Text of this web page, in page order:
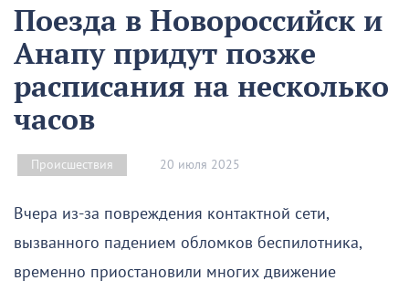
Поезда в Новороссийск и
Анапу придут позже
расписания на несколько
часов
Происшествия 20 июля 2025
Вчера из-за повреждения контактной сети,
вызванного падением обломков беспилотника,
временно приостановили многих движение